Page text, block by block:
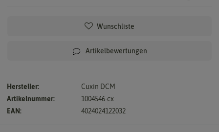
Wunschliste
Artikelbewertungen
Hersteller:
Cuxin DCM
Artikelnummer:
1004546-cx
EAN:
4024024122032